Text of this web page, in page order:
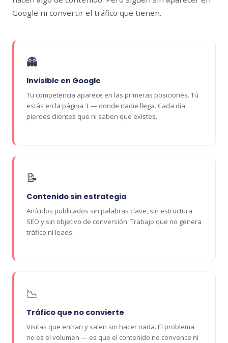
Google ni convertir el tráfico que tienen.
👻
Invisible en Google
Tu competencia aparece en las primeras posiciones. Tú
estás en la página 3 — donde nadie llega. Cada día
pierdes clientes que ni saben que existes.
📝
Contenido sin estrategia
Artículos publicados sin palabras clave, sin estructura
SEO y sin objetivo de conversión. Trabajo que no genera
tráfico ni leads.
📉
Tráfico que no convierte
Visitas que entran y salen sin hacer nada. El problema
no es el volumen — es que el contenido no convence ni